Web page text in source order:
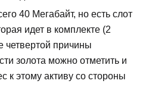
40 Мегабайт, но есть слот
идет в комплекте (2
четвертой причины
золота можно отметить и
к этому активу со стороны